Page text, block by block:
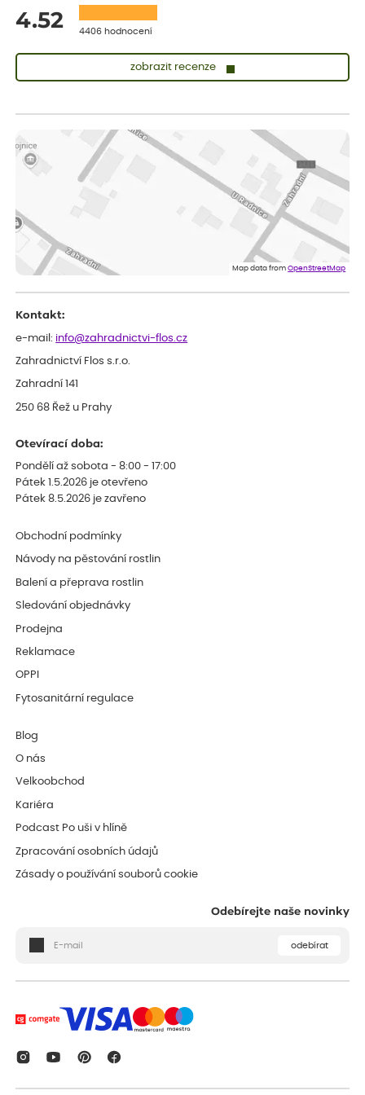
4.52 4406 hodnocení
zobrazit recenze
Měla jsem pouze 1objednavku a zatím jsem spokojená se
sazenicemi
Miroslava
Rostliny byly v pořádku, dobře zabalené, celková spokojenost.
Doporučuji :). Spokojenost, stromky v pěkném stavu. Jediné, co
my chybělo, bylo komunikování nedostupného zboží před
Map data fromOpenStreetMap
Kontakt:
e-mail: info@zahradnictvi-flos.cz
Zahradnictví Flos s.r.o.
Zahradní 141
250 68 Řež u Prahy
Otevírací doba:
Pondělí až sobota - 8:00 - 17:00
Pátek 1.5.2026 je otevřeno
Pátek 8.5.2026 je zavřeno
Obchodní podmínky
Návody na pěstování rostlin
Balení a přeprava rostlin
Sledování objednávky
Prodejna
Reklamace
OPPI
Fytosanitární regulace
Blog
O nás
Velkoobchod
Kariéra
Podcast Po uši v hlíně
Zpracování osobních údajů
Zásady o používání souborů cookie
Odebírejte naše novinky
odebírat